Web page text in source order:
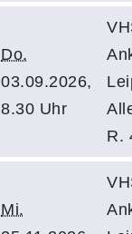
Do.
03.09.2026,
8.30 Uhr
R.
Mi.